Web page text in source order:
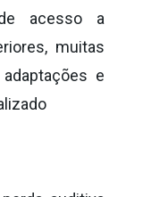
acesso a
muitas
e